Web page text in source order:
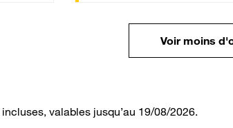
Voir moins
incluses, valables jusqu’au 19/08/2026.